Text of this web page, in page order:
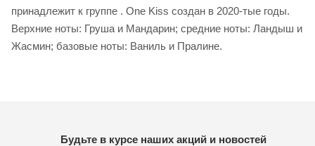
принадлежит к группе . One Kiss создан в 2020-тые годы.
Верхние ноты: Груша и Мандарин; средние ноты: Ландыш и
Жасмин; базовые ноты: Ваниль и Пралине.
Будьте в курсе наших акций и новостей